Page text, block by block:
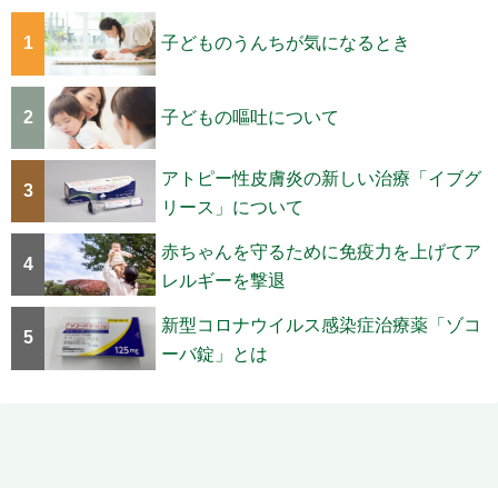
1 子どものうんちが気になるとき
2 子どもの嘔吐について
3
アトピー性皮膚炎の新しい治療「イブグ
リース」について
4
赤ちゃんを守るために免疫力を上げてア
レルギーを撃退
5
新型コロナウイルス感染症治療薬「ゾコ
ーバ錠」とは